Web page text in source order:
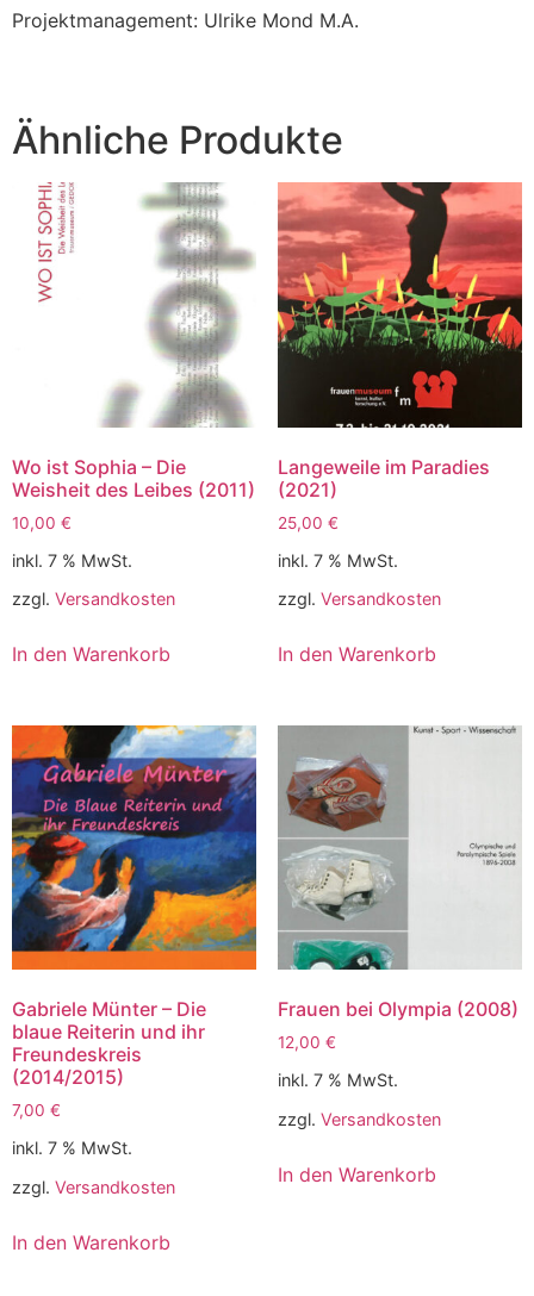
Projektmanagement: Ulrike Mond M.A.
Ähnliche Produkte
Wo ist Sophia – Die
Weisheit des Leibes (2011)
10,00 €
inkl. 7 % MwSt.
zzgl. Versandkosten
In den Warenkorb
Langeweile im Paradies
(2021)
25,00 €
inkl. 7 % MwSt.
zzgl. Versandkosten
In den Warenkorb
Gabriele Münter – Die
blaue Reiterin und ihr
Freundeskreis
(2014/2015)
7,00 €
inkl. 7 % MwSt.
zzgl. Versandkosten
In den Warenkorb
Frauen bei Olympia (2008)
12,00 €
inkl. 7 % MwSt.
zzgl. Versandkosten
In den Warenkorb